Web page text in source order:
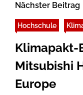
Nächster Beitrag
Hochschule
Klimapakt-
Mitsubishi
Europe